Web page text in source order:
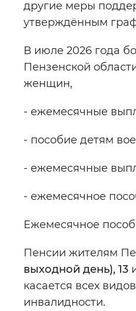
Звуковой
другие меры
утверждённым
В июле 2026 года
Пензенской
женщин,
- ежемесячные
- пособие детям
- ежемесячные
- ежемесячное
Ежемесячное
Пенсии жителям
выходной день), 13
касается всех
инвалидности.